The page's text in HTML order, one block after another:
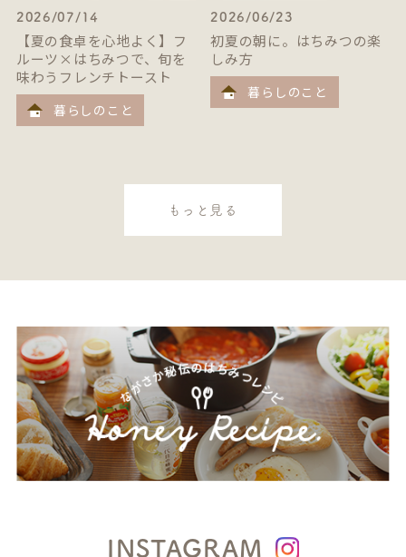
2026/07/14
【夏の食卓を心地よく】フ
ルーツ×はちみつで、旬を
味わうフレンチトースト
暮らしのこと
2026/06/23
初夏の朝に。はちみつの楽
しみ方
暮らしのこと
もっと見る
INSTAGRAM